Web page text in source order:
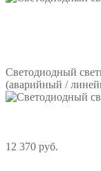
Светодиодный
(аварийный /
12 370 руб.